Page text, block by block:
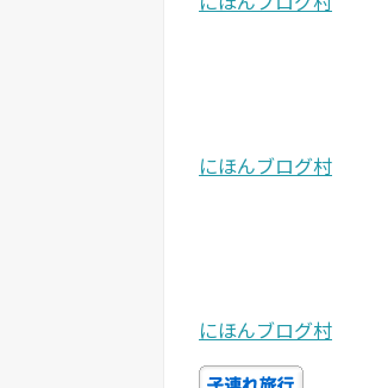
にほんブログ村
にほんブログ村